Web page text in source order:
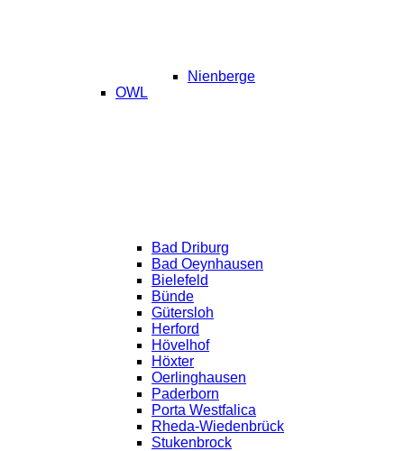
Nienberge
OWL
Bad Driburg
Bad Oeynhausen
Bielefeld
Bünde
Gütersloh
Herford
Hövelhof
Höxter
Oerlinghausen
Paderborn
Porta Westfalica
Rheda-Wiedenbrück
Stukenbrock